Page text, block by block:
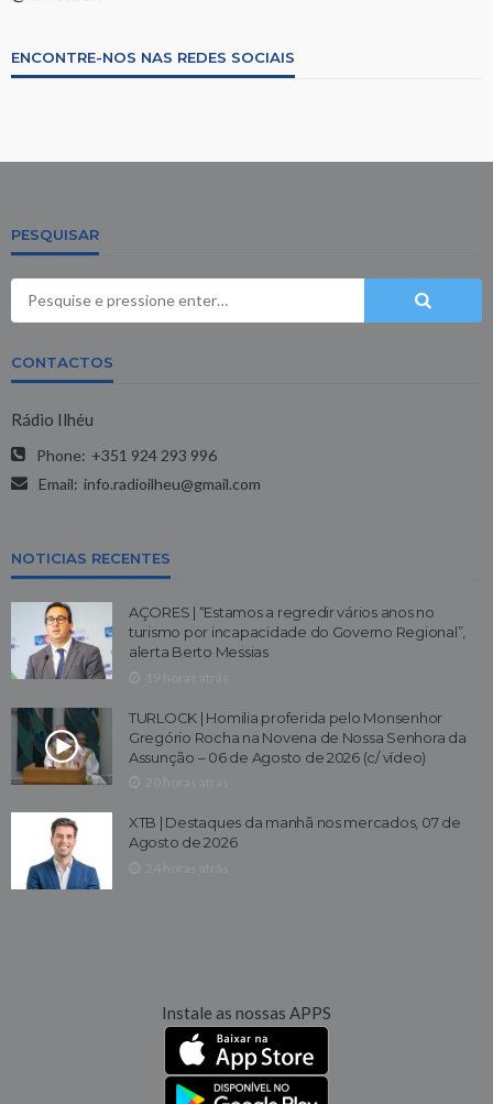
ENCONTRE-NOS NAS REDES SOCIAIS
PESQUISAR
CONTACTOS
Rádio Ilhéu
Phone: +351 924 293 996
Email: info.radioilheu@gmail.com
NOTICIAS RECENTES
AÇORES | “Estamos a regredir vários anos no
turismo por incapacidade do Governo Regional”,
alerta Berto Messias
TURLOCK | Homilia proferida pelo Monsenhor
Gregório Rocha na Novena de Nossa Senhora da
Assunção – 06 de Agosto de 2026 (c/ vídeo)
XTB | Destaques da manhã nos mercados, 07 de
Agosto de 2026
Instale as nossas APPS